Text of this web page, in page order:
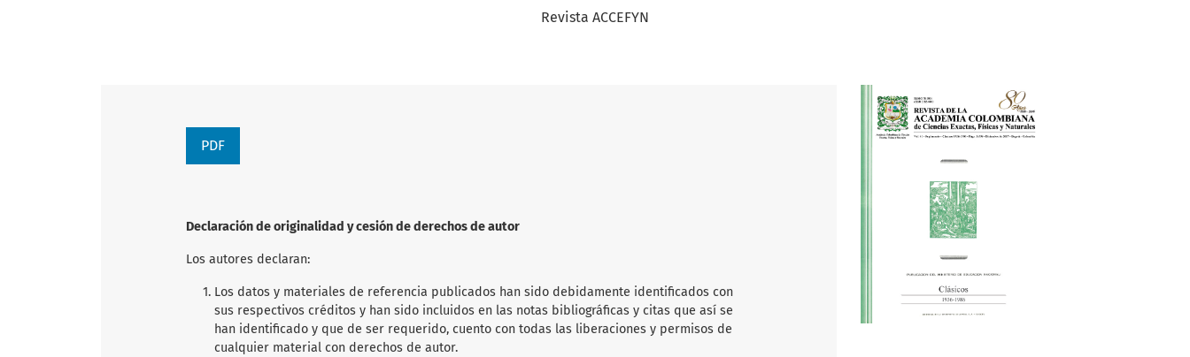
Revista ACCEFYN
PDF
Declaración de originalidad y cesión de derechos de autor
Los autores declaran:
Los datos y materiales de referencia publicados han sido debidamente identificados con
sus respectivos créditos y han sido incluidos en las notas bibliográficas y citas que así se
han identificado y que de ser requerido, cuento con todas las liberaciones y permisos de
cualquier material con derechos de autor.